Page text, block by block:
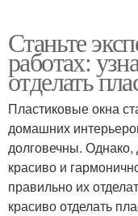
Материалы для
Материалы
отделочных
Станьте
работах:
отделать
Пластиковые окна
домашних
долговечны. Однако,
красиво и
правильно их
красиво отделать